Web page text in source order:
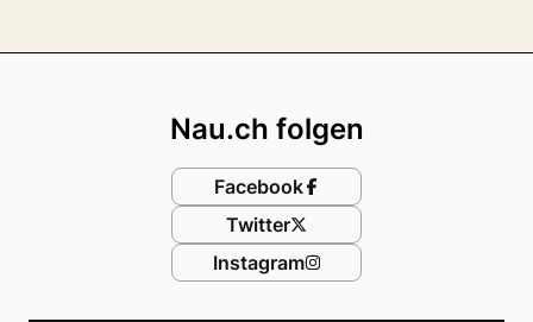
Nau.ch folgen
Facebook
Twitter
Instagram